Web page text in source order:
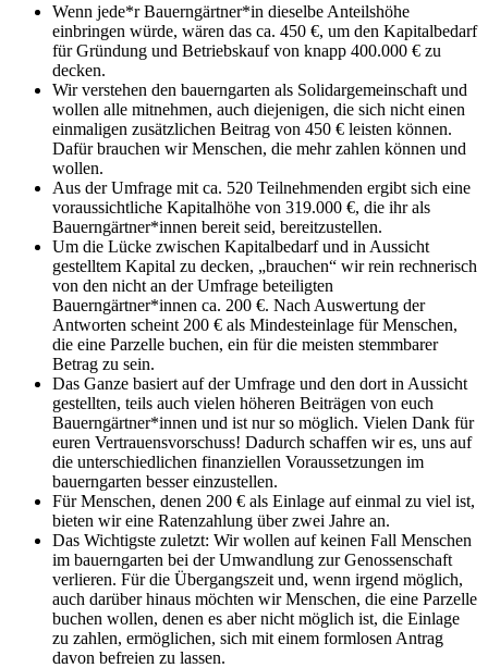
Wenn jede*r Bauerngärtner*in dieselbe Anteilshöhe
einbringen würde, wären das ca. 450 €, um den Kapitalbedarf
für Gründung und Betriebskauf von knapp 400.000 € zu
decken.
Wir verstehen den bauerngarten als Solidargemeinschaft und
wollen alle mitnehmen, auch diejenigen, die sich nicht einen
einmaligen zusätzlichen Beitrag von 450 € leisten können.
Dafür brauchen wir Menschen, die mehr zahlen können und
wollen.
Aus der Umfrage mit ca. 520 Teilnehmenden ergibt sich eine
voraussichtliche Kapitalhöhe von 319.000 €, die ihr als
Bauerngärtner*innen bereit seid, bereitzustellen.
Um die Lücke zwischen Kapitalbedarf und in Aussicht
gestelltem Kapital zu decken, „brauchen“ wir rein rechnerisch
von den nicht an der Umfrage beteiligten
Bauerngärtner*innen ca. 200 €. Nach Auswertung der
Antworten scheint 200 € als Mindesteinlage für Menschen,
die eine Parzelle buchen, ein für die meisten stemmbarer
Betrag zu sein.
Das Ganze basiert auf der Umfrage und den dort in Aussicht
gestellten, teils auch vielen höheren Beiträgen von euch
Bauerngärtner*innen und ist nur so möglich. Vielen Dank für
euren Vertrauensvorschuss! Dadurch schaffen wir es, uns auf
die unterschiedlichen finanziellen Voraussetzungen im
bauerngarten besser einzustellen.
Für Menschen, denen 200 € als Einlage auf einmal zu viel ist,
bieten wir eine Ratenzahlung über zwei Jahre an.
Das Wichtigste zuletzt: Wir wollen auf keinen Fall Menschen
im bauerngarten bei der Umwandlung zur Genossenschaft
verlieren. Für die Übergangszeit und, wenn irgend möglich,
auch darüber hinaus möchten wir Menschen, die eine Parzelle
buchen wollen, denen es aber nicht möglich ist, die Einlage
zu zahlen, ermöglichen, sich mit einem formlosen Antrag
davon befreien zu lassen.